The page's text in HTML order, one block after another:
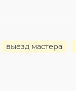
выезд мастера